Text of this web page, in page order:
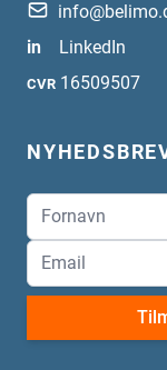
in
LinkedIn
CVR 16509507